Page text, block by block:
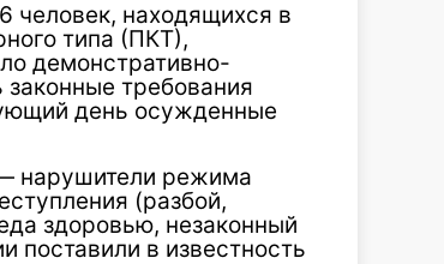
находящихся в
типа (ПКТ),
демонстративно-
требования
день осужденные
нарушители режима
(разбой,
здоровью, незаконный
поставили в известность